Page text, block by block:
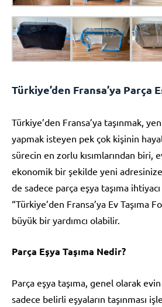
Türkiye’den Fransa’ya Parça
Türkiye’den Fransa’ya taşınmak,
yapmak isteyen pek çok kişinin
sürecin en zorlu kısımlarından biri,
ekonomik bir şekilde yeni
de sadece parça eşya taşıma
“Türkiye’den Fransa’ya Ev Taşıma
büyük bir yardımcı olabilir.
Parça Eşya Taşıma Nedir?
Parça eşya taşıma, genel olarak
sadece belirli eşyaların taşınması